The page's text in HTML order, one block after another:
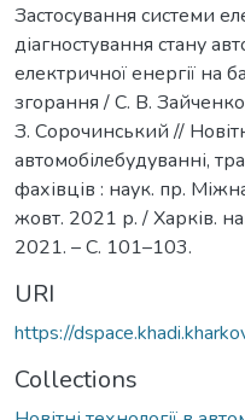
Застосування системи
діагностування стану
електричної енергії на
згорання / С. В.
З. Сорочинський //
автомобілебудуванні,
фахівців : наук. пр.
жовт. 2021 р. / Харків.
2021. – С. 101–103.
URI
https://
Collections